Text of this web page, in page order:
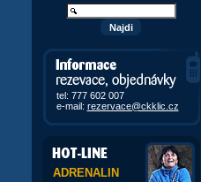
Informace, rezervace,
objedávky
tel: 777 602 007
e-mail: rezervace@ckklic.cz
ADRENALIN